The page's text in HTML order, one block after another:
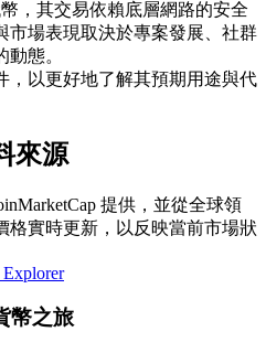
合約
，其交易依賴底層網路的安全
市場表現取決於專案發展、社群
態。
，以更好地了解其預期用途與代
來源
提供，並從全球領
格實時更新，以反映當前市場狀
幣之旅